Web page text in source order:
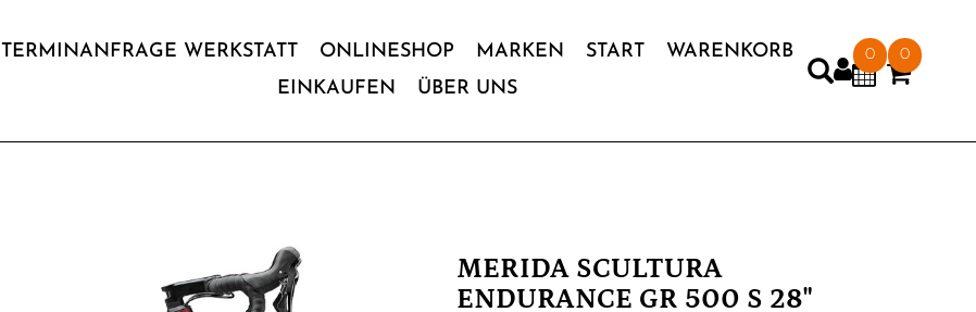
TERMINANFRAGE WERKSTATT ONLINESHOP MARKEN START
WARENKORB
EINKAUFEN
ÜBER UNS
0 0
MERIDA SCULTURA
ENDURANCE GR 500 S 28"